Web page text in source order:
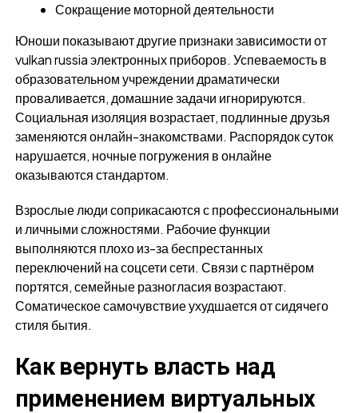
Сокращение моторной деятельности
Юноши показывают другие признаки зависимости от
vulkan russia электронных приборов. Успеваемость в
образовательном учреждении драматически
проваливается, домашние задачи игнорируются.
Социальная изоляция возрастает, подлинные друзья
заменяются онлайн-знакомствами. Распорядок суток
нарушается, ночные погружения в онлайне
оказываются стандартом.
Взрослые люди соприкасаются с профессиональными
и личными сложностями. Рабочие функции
выполняются плохо из-за беспрестанных
переключений на соцсети сети. Связи с партнёром
портятся, семейные разногласия возрастают.
Соматическое самочувствие ухудшается от сидячего
стиля бытия.
Как вернуть власть над
применением виртуальных